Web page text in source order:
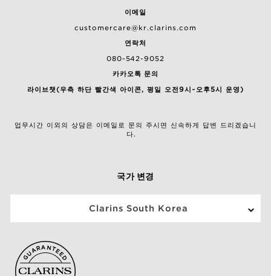
이메일
customercare@kr.clarins.com
연락처
080-542-9052
카카오톡 문의
라이브챗(우측 하단 빨간색 아이콘, 평일 오전9시~오후5시 운영)
업무시간 이외의 상담은 이메일로 문의 주시면 신속하게 답변 드리겠습니
다.
국가 변경
Clarins South Korea